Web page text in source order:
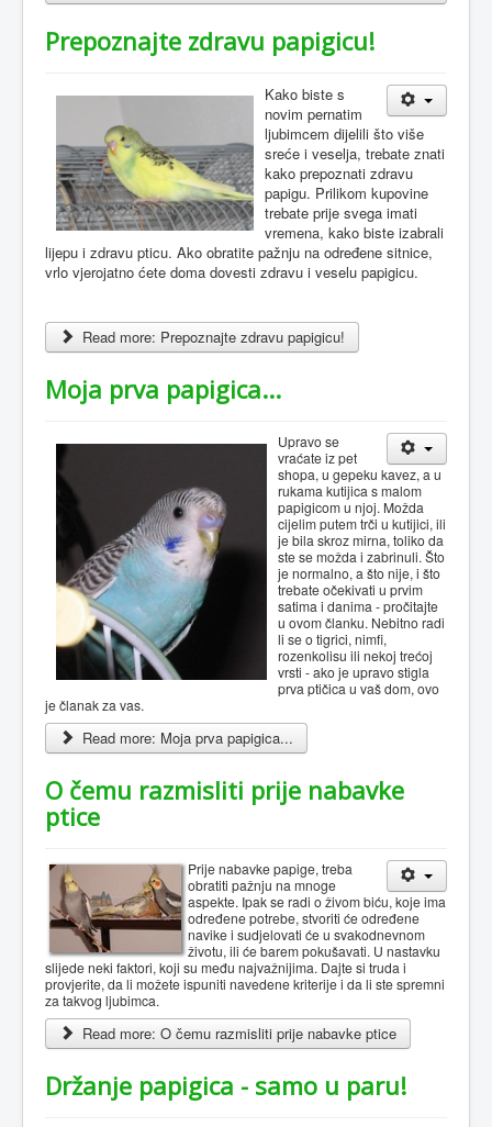
Prepoznajte zdravu papigicu!
Kako biste s
novim pernatim
ljubimcem dijelili što više
sreće i veselja, trebate znati
kako prepoznati zdravu
papigu. Prilikom kupovine
trebate prije svega imati
vremena, kako biste izabrali
lijepu i zdravu pticu. Ako obratite pažnju na određene sitnice,
vrlo vjerojatno ćete doma dovesti zdravu i veselu papigicu.
Read more: Prepoznajte zdravu papigicu!
Moja prva papigica...
Upravo se
vraćate iz pet
shopa, u gepeku kavez, a u
rukama kutijica s malom
papigicom u njoj. Možda
cijelim putem trči u kutijici, ili
je bila skroz mirna, toliko da
ste se možda i zabrinuli. Što
je normalno, a što nije, i što
trebate očekivati u prvim
satima i danima - pročitajte
u ovom članku. Nebitno radi
li se o tigrici, nimfi,
rozenkolisu ili nekoj trećoj
vrsti - ako je upravo stigla
prva ptičica u vaš dom, ovo
je članak za vas.
Read more: Moja prva papigica...
O čemu razmisliti prije nabavke
ptice
Prije nabavke papige, treba
obratiti pažnju na mnoge
aspekte. Ipak se radi o živom biću, koje ima
određene potrebe, stvoriti će određene
navike i sudjelovati će u svakodnevnom
životu, ili će barem pokušavati. U nastavku
slijede neki faktori, koji su među najvažnijima. Dajte si truda i
provjerite, da li možete ispuniti navedene kriterije i da li ste spremni
za takvog ljubimca.
Read more: O čemu razmisliti prije nabavke ptice
Držanje papigica - samo u paru!